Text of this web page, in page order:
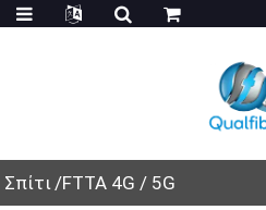
Σπίτι FTTA 4G / 5G